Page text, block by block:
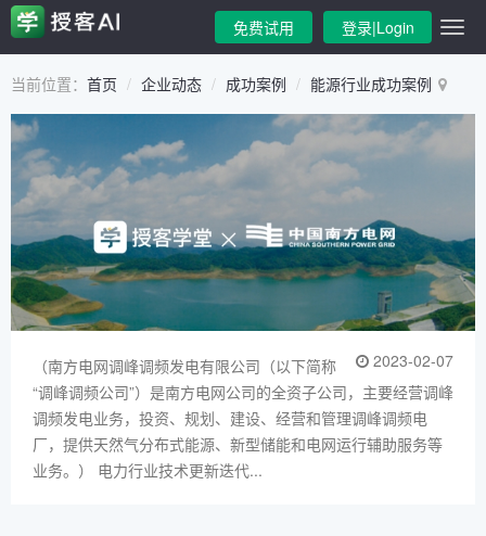
免费试用 登录|Login
当前位置： 首页 企业动态 成功案例 能源行业成功案例
2023-02-07
（南方电网调峰调频发电有限公司（以下简称
“调峰调频公司”）是南方电网公司的全资子公司，主要经营调峰
调频发电业务，投资、规划、建设、经营和管理调峰调频电
厂，提供天然气分布式能源、新型储能和电网运行辅助服务等
业务。） 电力行业技术更新迭代...